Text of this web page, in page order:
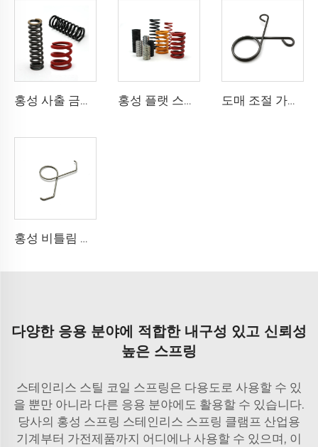
홍성 사출 금속 평면 스테인레스 스틸 코일 스프링 압축 홍성 플랫 스프링 10cm 압축 스프링 나선 스프링 도매 조절 가능한 몰 스프링 더블 스파이럴 와이어 스테인레스 스틸 토크 스프링
홍성 비틀림 코일 스프링 메탈 스테인레스 스틸 나선형 비틀림 스프링
다양한 응용 분야에 적합한 내구성 있고 신뢰성
높은 스프링
스테인리스 스틸 코일 스프링은 다용도로 사용할 수 있
을 뿐만 아니라 다른 응용 분야에도 활용할 수 있습니다.
당사의 홍성 스프링 스테인리스 스프링 클램프 산업용
기계부터 가전제품까지 어디에나 사용할 수 있으며, 이